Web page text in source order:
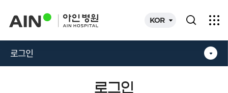
KOR
로그인
로그인